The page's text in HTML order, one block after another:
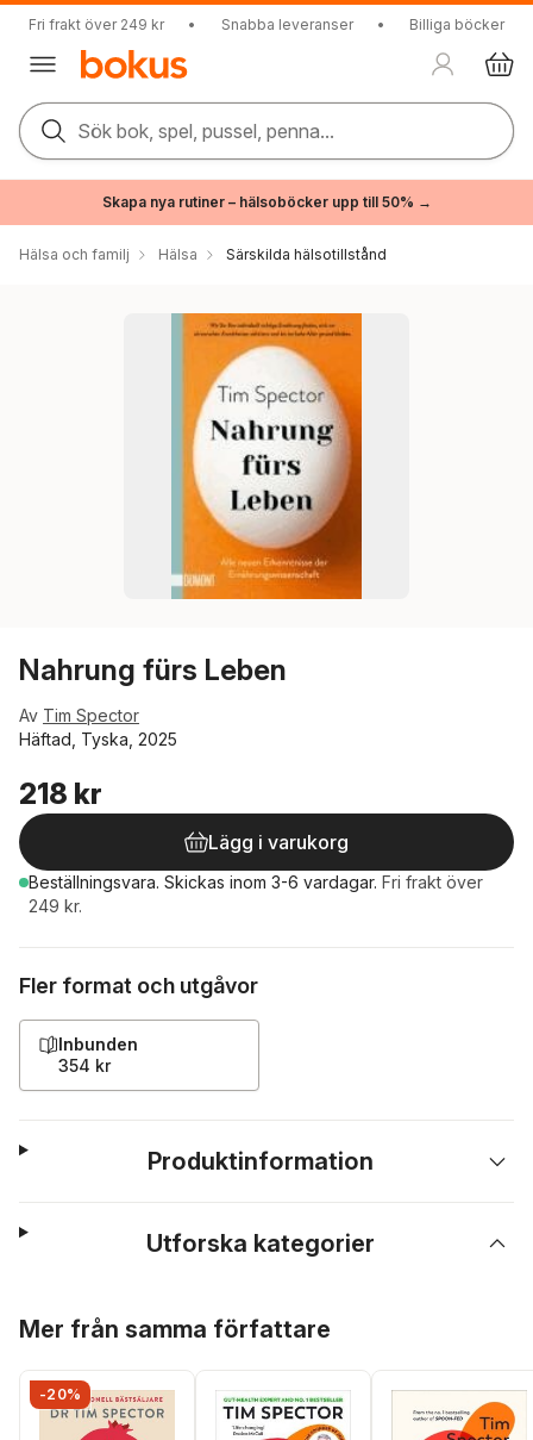
Fri frakt över 249 kr • Snabba leveranser • Billiga böcker
Sök bok, spel, pussel, penna...
Skapa nya rutiner – hälsoböcker upp till 50% →
Hälsa och familj Hälsa Särskilda hälsotillstånd
Nahrung fürs Leben
Av Tim Spector
Häftad, Tyska, 2025
218 kr
Lägg i varukorg
Beställningsvara. Skickas inom 3-6 vardagar. Fri frakt över
249 kr.
Fler format och utgåvor
Inbunden
354 kr
Produktinformation
Utforska kategorier
Mer från samma författare
-20%